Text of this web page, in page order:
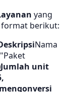
yang
format berikut:
Nama
Jumlah unit